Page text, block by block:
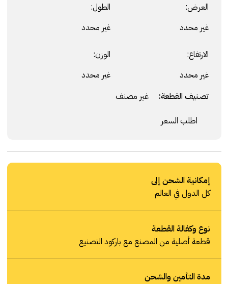
العرض:
غير محدد
الطول:
غير محدد
الارتفاع:
غير محدد
الوزن:
غير محدد
تصنيف القطعة: غير مصنف
اطلب السعر
إمكانية الشحن إلى
كل الدول في العالم
نوع وكفالة القطعة
قطعة أصلية من المصنع مع باركود التصنيع
مدة التأمين والشحن